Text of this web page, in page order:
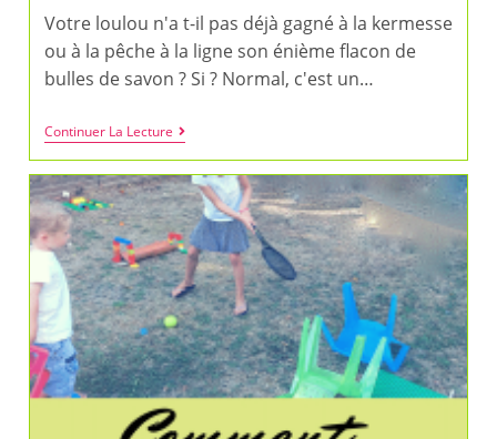
Votre loulou n'a t-il pas déjà gagné à la kermesse
ou à la pêche à la ligne son énième flacon de
bulles de savon ? Si ? Normal, c'est un…
Continuer La LectureLa
Recette
Des
Bulles
De
Savon
Géantes